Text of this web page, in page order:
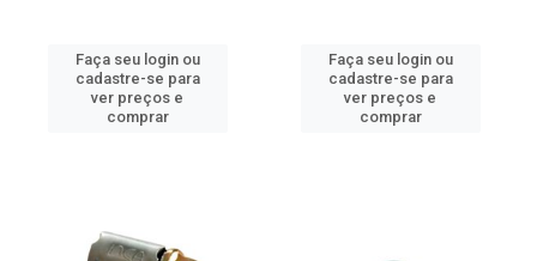
Faça seu login ou
cadastre-se para
ver preços e
comprar
Faça seu login ou
cadastre-se para
ver preços e
comprar